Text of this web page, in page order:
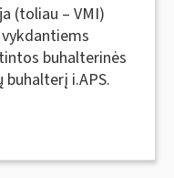
(toliau – VMI)
buhalterinės
i.APS.